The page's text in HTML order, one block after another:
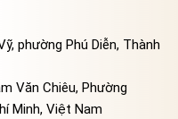
phường Phú Diễn, Thành
Văn Chiêu, Phường
Minh, Việt Nam